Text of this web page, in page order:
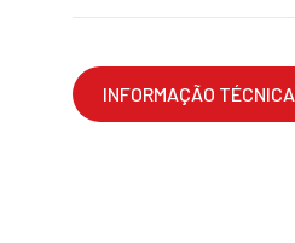
INFORMAÇÃO TÉCNICA